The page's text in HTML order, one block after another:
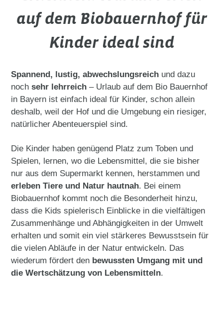
auf dem Biobauernhof für
Kinder ideal sind
Spannend, lustig, abwechslungsreich und dazu
nochsehr lehrreich – Urlaub auf dem Bio Bauernhof
in Bayern ist einfach ideal für Kinder, schon allein
deshalb, weil der Hof und die Umgebung ein riesiger,
natürlicher Abenteuerspiel sind.
Die Kinder haben genügend Platz zum Toben und
Spielen, lernen, wo die Lebensmittel, die sie bisher
nur aus dem Supermarkt kennen, herstammen und
erleben Tiere und Natur hautnah. Bei einem
Biobauernhof kommt noch die Besonderheit hinzu,
dass die Kids spielerisch Einblicke in die vielfältigen
Zusammenhänge und Abhängigkeiten in der Umwelt
erhalten und somit ein viel stärkeres Bewusstsein für
die vielen Abläufe in der Natur entwickeln. Das
wiederum fördert den bewussten Umgang mit und
die Wertschätzung von Lebensmitteln.